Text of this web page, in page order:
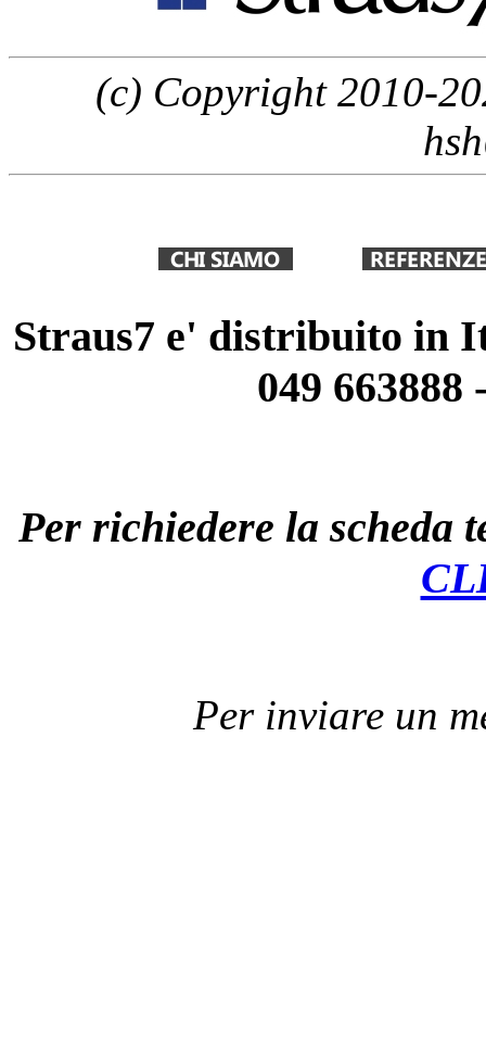
(c) Copyright 2010-
Straus7 e' distribuito in
049 663888
Per richiedere la scheda
Per inviare un